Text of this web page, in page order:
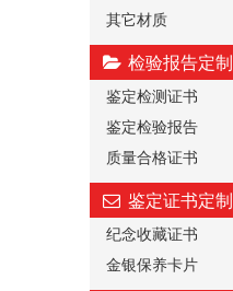
其它材质
检验报告定制
鉴定检测证书
鉴定检验报告
质量合格证书
鉴定证书定制
纪念收藏证书
金银保养卡片